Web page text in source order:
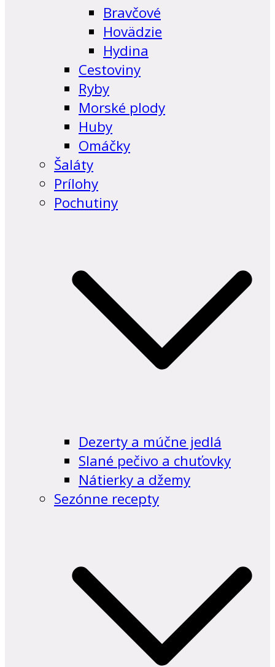
Bravčové
Hovädzie
Hydina
Cestoviny
Ryby
Morské plody
Huby
Omáčky
Šaláty
Prílohy
Pochutiny
Dezerty a múčne jedlá
Slané pečivo a chuťovky
Nátierky a džemy
Sezónne recepty